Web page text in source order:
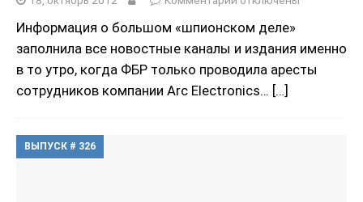
Информация о большом «шпионском деле»
заполнила все новостные каналы и издания именно
в то утро, когда ФБР только проводила аресты
сотрудников компании Arc Electronics… […]
ВЫПУСК # 326